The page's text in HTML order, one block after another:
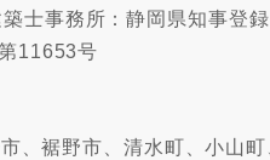
士事務所：静岡県知事登
11653号
、裾野市、清水町、小山